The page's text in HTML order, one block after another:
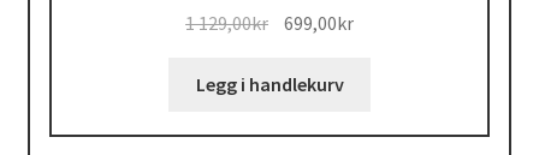
1 129,00kr
Opprinnelig
var:
129,00kr.
699,00krNåværende
Legg i handlekurv